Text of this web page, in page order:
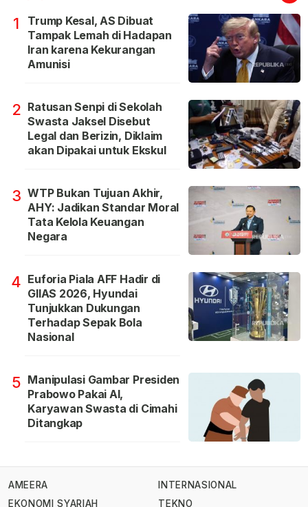
1
Trump Kesal, AS Dibuat
Tampak Lemah di Hadapan
Iran karena Kekurangan
Amunisi
2 Ratusan Senpi di Sekolah
Swasta Jaksel Disebut
Legal dan Berizin, Diklaim
akan Dipakai untuk Ekskul
3 WTP Bukan Tujuan Akhir,
AHY: Jadikan Standar Moral
Tata Kelola Keuangan
Negara
4 Euforia Piala AFF Hadir di
GIIAS 2026, Hyundai
Tunjukkan Dukungan
Terhadap Sepak Bola
Nasional
5 Manipulasi Gambar Presiden
Prabowo Pakai AI,
Karyawan Swasta di Cimahi
Ditangkap
AMEERA
EKONOMI SYARIAH
INTERNASIONAL
TEKNO